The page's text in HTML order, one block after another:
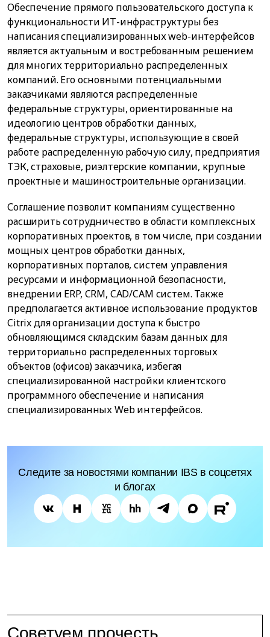
Обеспечение прямого пользовательского доступа к
функциональности ИТ-инфраструктуры без
написания специализированных web-интерфейсов
является актуальным и востребованным решением
для многих территориально распределенных
компаний. Его основными потенциальными
заказчиками являются распределенные
федеральные структуры, ориентированные на
идеологию центров обработки данных,
федеральные структуры, использующие в своей
работе распределенную рабочую силу, предприятия
ТЭК, страховые, риэлтерские компании, крупные
проектные и машиностроительные организации.
Соглашение позволит компаниям существенно
расширить сотрудничество в области комплексных
корпоративных проектов, в том числе, при создании
мощных центров обработки данных,
корпоративных порталов, систем управления
ресурсами и информационной безопасности,
внедрении ERP, CRM, CAD/CAM систем. Также
предполагается активное использование продуктов
Citrix для организации доступа к быстро
обновляющимся складским базам данных для
территориально распределенных торговых
объектов (офисов) заказчика, избегая
специализированной настройки клиентского
программного обеспечение и написания
специализированных Web интерфейсов.
Следите за новостями компании IBS в соцсетях
и блогах